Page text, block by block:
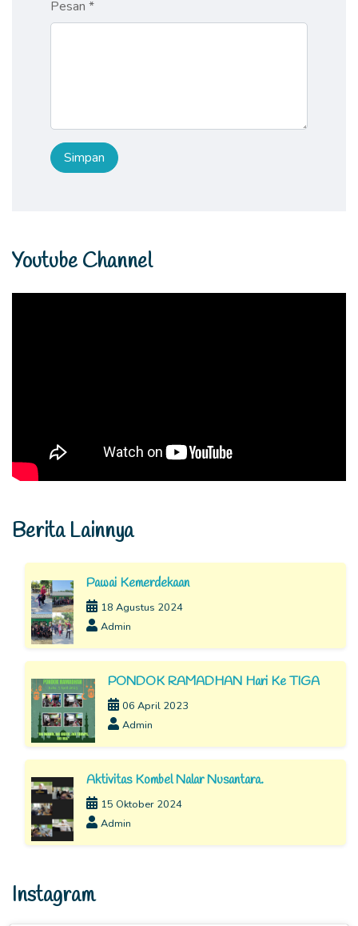
Pesan *
Youtube Channel
Berita Lainnya
Pawai Kemerdekaan
18 Agustus 2024
Admin
PONDOK RAMADHAN Hari Ke TIGA
06 April 2023
Admin
Aktivitas Kombel Nalar Nusantara.
15 Oktober 2024
Admin
Instagram